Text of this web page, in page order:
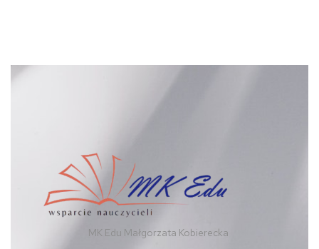
MK Edu Małgorzata Kobierecka